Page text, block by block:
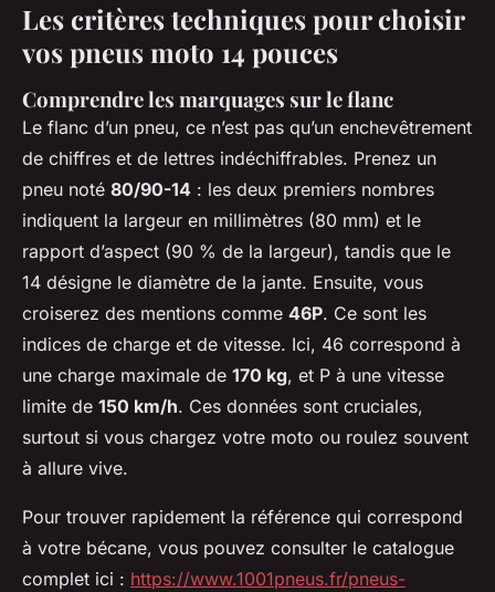
Les critères techniques pour choisir
vos pneus moto 14 pouces
Comprendre les marquages sur le flanc
Le flanc d’un pneu, ce n’est pas qu’un enchevêtrement
de chiffres et de lettres indéchiffrables. Prenez un
pneu noté 80/90-14 : les deux premiers nombres
indiquent la largeur en millimètres (80 mm) et le
rapport d’aspect (90 % de la largeur), tandis que le
14 désigne le diamètre de la jante. Ensuite, vous
croiserez des mentions comme 46P. Ce sont les
indices de charge et de vitesse. Ici, 46 correspond à
une charge maximale de 170 kg, et P à une vitesse
limite de 150 km/h. Ces données sont cruciales,
surtout si vous chargez votre moto ou roulez souvent
à allure vive.
Pour trouver rapidement la référence qui correspond
à votre bécane, vous pouvez consulter le catalogue
complet ici : https://www.1001pneus.fr/pneus-